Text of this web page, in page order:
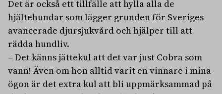
Det är också ett tillfälle att hylla alla de
hjältehundar som lägger grunden för Sveriges
avancerade djursjukvård och hjälper till att
rädda hundliv.
– Det känns jättekul att det var just Cobra som
vann! Även om hon alltid varit en vinnare i mina
ögon är det extra kul att bli uppmärksammad på